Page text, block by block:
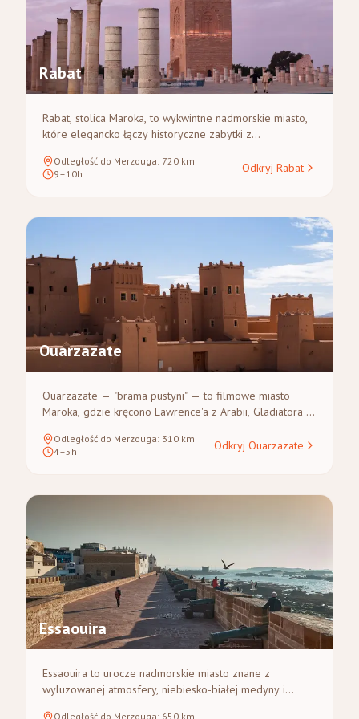
Rabat
Rabat, stolica Maroka, to wykwintne nadmorskie miasto,
które elegancko łączy historyczne zabytki z
dziedzictwa UNESCO może pochwalić się takimi
zabytkami jak średniowieczna Kasbah Udajów, ikoniczna
podróżnym spokojne, uporządkowane wprowadzenie do
Odległość do Merzouga: 720 km
9–10h
Odkryj Rabat
Ouarzazate
Ouarzazate — "brama pustyni" — to filmowe miasto
Maroka, gdzie kręcono Lawrence'a z Arabii, Gladiatora i
czyni je najbliższym dużym miastem do Merzouga i
idealnym miejscem na nocleg podczas każdej wycieczki
Odległość do Merzouga: 310 km
4–5h
Odkryj Ouarzazate
Essaouira
Essaouira to urocze nadmorskie miasto znane z
wyluzowanej atmosfery, niebiesko-białej medyny i
Odległość do Merzouga: 650 km